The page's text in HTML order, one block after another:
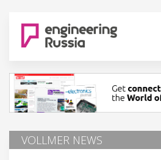
VOLLMER NEWS